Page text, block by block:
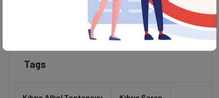
Raf Düzeni Neden Önemlidir?
Tags